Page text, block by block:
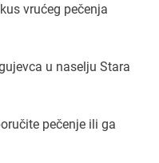
vrućeg pečenja
u naselju Stara
pečenje ili ga